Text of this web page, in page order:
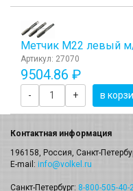
Метчик М22 левый
Артикул: 27070
9504.86 ₽
- + в
Контактная информация
196158, Россия, Санкт-
E-mail: info@volkel.ru
Санкт-Петербург: 8-800-505-40-